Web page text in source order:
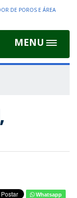
DE POROS E ÁREA
MENU
Toggle
Whatsapp